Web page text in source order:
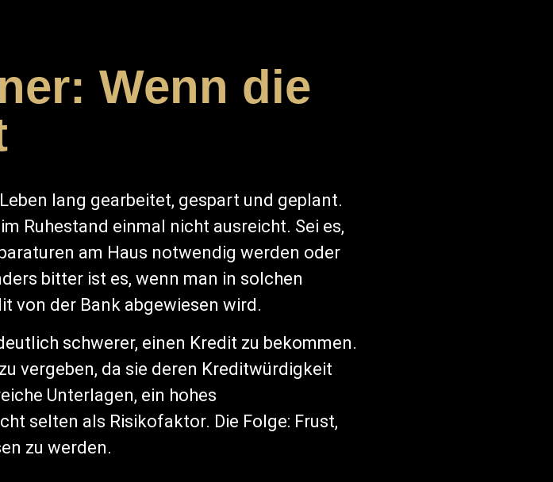
Wenn die
lang gearbeitet, gespart und geplant.
Ruhestand einmal nicht ausreicht. Sei es,
am Haus notwendig werden oder
bitter ist es, wenn man in solchen
von der Bank abgewiesen wird.
schwerer, einen Kredit zu bekommen.
vergeben, da sie deren Kreditwürdigkeit
Unterlagen, ein hohes
selten als Risikofaktor. Die Folge: Frust,
zu werden.